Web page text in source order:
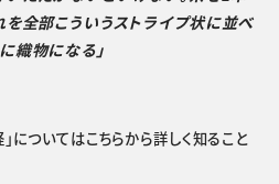
を全部こういうストライプ状に並べ
織物になる」
ついてはこちらから詳しく知ること